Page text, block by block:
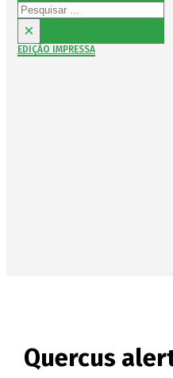
Pesquisar
×
EDIÇÃO IMPRESSA
Quercus